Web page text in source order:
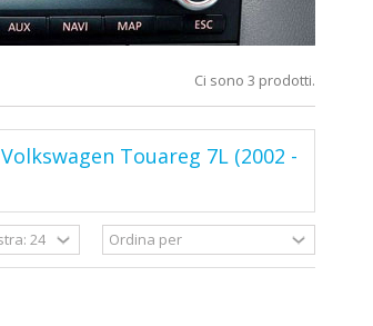
Ci sono 3 prodotti.
Volkswagen Touareg 7L (2002 -